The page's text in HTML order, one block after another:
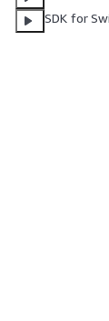
SDK for